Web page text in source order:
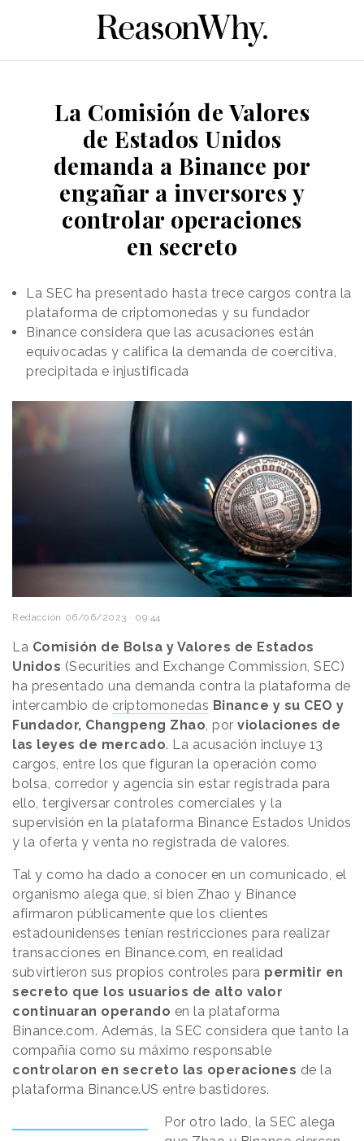
La Comisión de Valores
de Estados Unidos
demanda a Binance por
engañar a inversores y
controlar operaciones
en secreto
La SEC ha presentado hasta trece cargos contra la
plataforma de criptomonedas y su fundador
Binance considera que las acusaciones están
equivocadas y califica la demanda de coercitiva,
precipitada e injustificada
Redacción 06/06/2023 · 09:44
La Comisión de Bolsa y Valores de Estados
Unidos (Securities and Exchange Commission, SEC)
ha presentado una demanda contra la plataforma de
intercambio de criptomonedas Binance y su CEO y
Fundador, Changpeng Zhao , por violaciones de
las leyes de mercado. La acusación incluye 13
cargos, entre los que figuran la operación como
bolsa, corredor y agencia sin estar registrada para
ello, tergiversar controles comerciales y la
supervisión en la plataforma Binance Estados Unidos
y la oferta y venta no registrada de valores.
Tal y como ha dado a conocer en un comunicado, el
organismo alega que, si bien Zhao y Binance
afirmaron públicamente que los clientes
estadounidenses tenían restricciones para realizar
transacciones en Binance.com, en realidad
subvirtieron sus propios controles para permitir en
secreto que los usuarios de alto valor
continuaran operando en la plataforma
Binance.com. Además, la SEC considera que tanto la
compañía como su máximo responsable
controlaron en secreto las operaciones de la
plataforma Binance.US entre bastidores.
Por otro lado, la SEC alega